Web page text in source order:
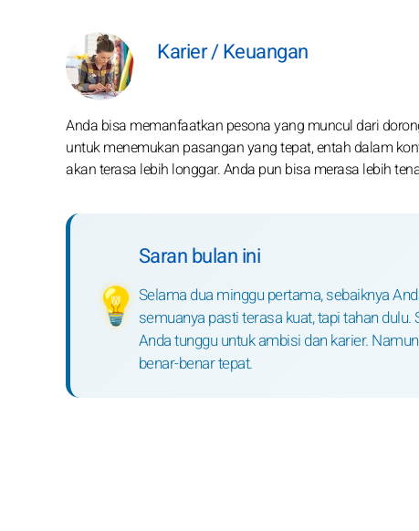
Karier / Keuangan
Anda bisa memanfaatkan pesona yang muncul dari
untuk menemukan pasangan yang tepat, entah dalam
akan terasa lebih longgar. Anda pun bisa merasa lebih
💡
Saran bulan ini
Selama dua minggu pertama, sebaiknya
semuanya pasti terasa kuat, tapi tahan
Anda tunggu untuk ambisi dan karier.
benar-benar tepat.